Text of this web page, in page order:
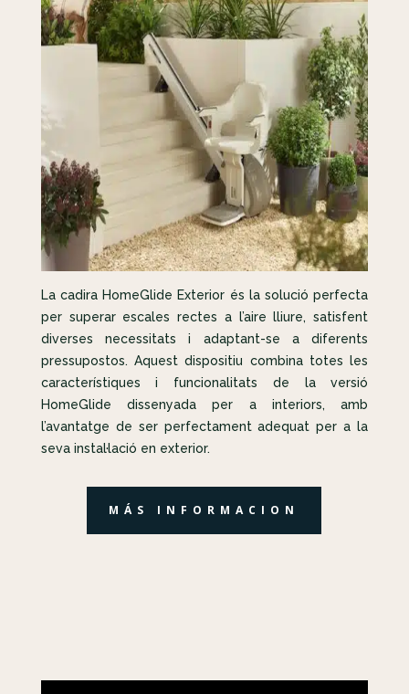
La cadira HomeGlide Exterior és la solució perfecta
per superar escales rectes a l’aire lliure, satisfent
diverses necessitats i adaptant-se a diferents
pressupostos. Aquest dispositiu combina totes les
característiques i funcionalitats de la versió
HomeGlide dissenyada per a interiors, amb
l’avantatge de ser perfectament adequat per a la
seva instal·lació en exterior.
MÁS INFORMACION